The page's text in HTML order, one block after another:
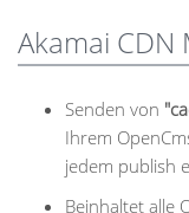
Akamai
Senden von
Ihrem
jedem publish
Beinhaltet alle